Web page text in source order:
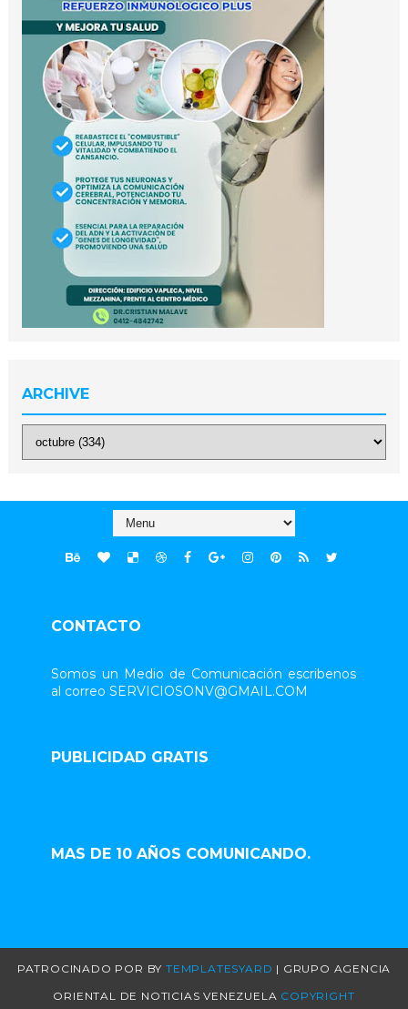
ARCHIVE
CONTACTO
Somos un Medio de Comunicación escribenos
al correo SERVICIOSONV@GMAIL.COM
PUBLICIDAD GRATIS
MAS DE 10 AÑOS COMUNICANDO.
PATROCINADO POR BY TEMPLATESYARD | GRUPO AGENCIA
ORIENTAL DE NOTICIAS VENEZUELA COPYRIGHT